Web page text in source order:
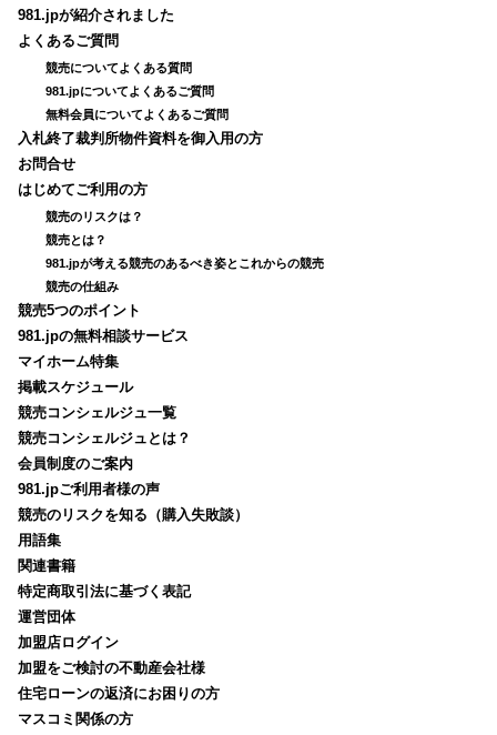
981.jpが紹介されました
よくあるご質問
競売についてよくある質問
981.jpについてよくあるご質問
無料会員についてよくあるご質問
入札終了裁判所物件資料を御入用の方
お問合せ
はじめてご利用の方
競売のリスクは？
競売とは？
981.jpが考える競売のあるべき姿とこれからの競売
競売の仕組み
競売5つのポイント
981.jpの無料相談サービス
マイホーム特集
掲載スケジュール
競売コンシェルジュ一覧
競売コンシェルジュとは？
会員制度のご案内
981.jpご利用者様の声
競売のリスクを知る（購入失敗談）
用語集
関連書籍
特定商取引法に基づく表記
運営団体
加盟店ログイン
加盟をご検討の不動産会社様
住宅ローンの返済にお困りの方
マスコミ関係の方